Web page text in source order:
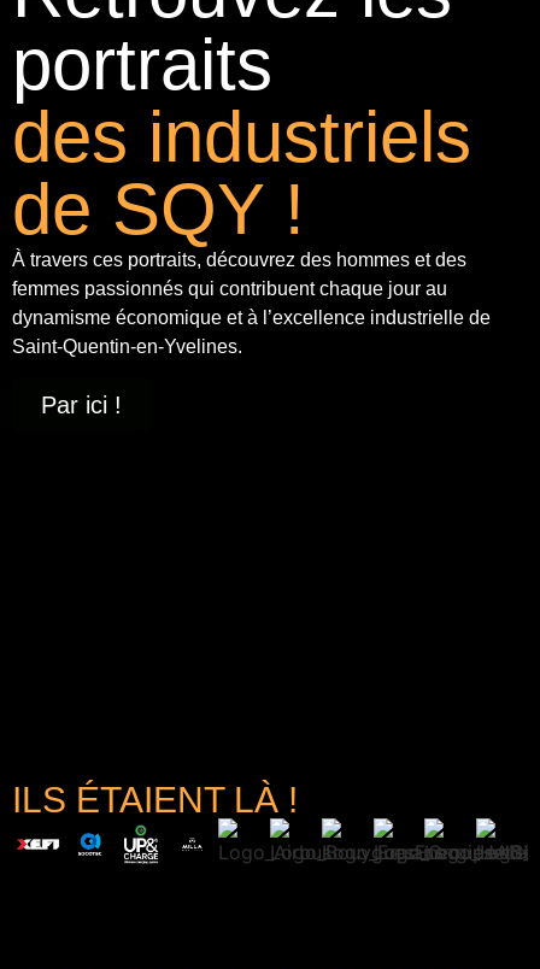
portraits
des industriels
de SQY !
À travers ces portraits, découvrez des hommes et des
femmes passionnés qui contribuent chaque jour au
dynamisme économique et à l’excellence industrielle de
Saint-Quentin-en-Yvelines.
Par ici !
ILS ÉTAIENT LÀ !